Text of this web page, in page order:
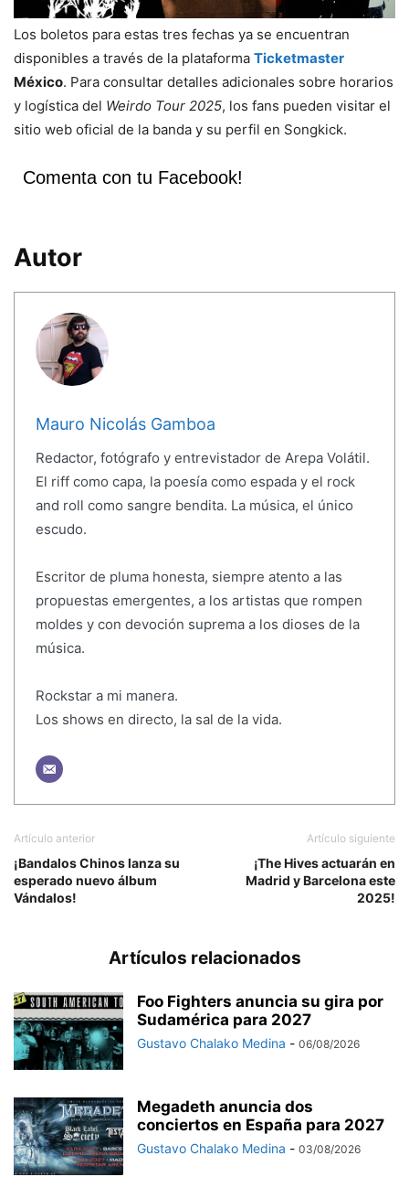
Los boletos para estas tres fechas ya se encuentran
disponibles a través de la plataforma Ticketmaster
México. Para consultar detalles adicionales sobre horarios
y logística del Weirdo Tour 2025, los fans pueden visitar el
sitio web oficial de la banda y su perfil en Songkick.
Comenta con tu Facebook!
Autor
Mauro Nicolás Gamboa
Redactor, fotógrafo y entrevistador de Arepa Volátil.
El riff como capa, la poesía como espada y el rock
and roll como sangre bendita. La música, el único
escudo.
Escritor de pluma honesta, siempre atento a las
propuestas emergentes, a los artistas que rompen
moldes y con devoción suprema a los dioses de la
música.
Rockstar a mi manera.
Los shows en directo, la sal de la vida.
Artículo anterior
¡Bandalos Chinos lanza su
esperado nuevo álbum
Vándalos!
Artículo siguiente
¡The Hives actuarán en
Madrid y Barcelona este
2025!
Artículos relacionados
Foo Fighters anuncia su gira por
Sudamérica para 2027
Gustavo Chalako Medina - 06/08/2026
Megadeth anuncia dos
conciertos en España para 2027
Gustavo Chalako Medina - 03/08/2026